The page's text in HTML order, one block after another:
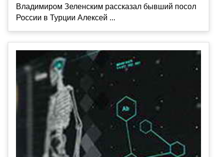
Владимиром Зеленским рассказал бывший посол
России в Турции Алексей ...